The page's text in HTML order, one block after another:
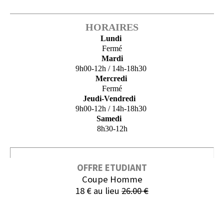
HORAIRES
Lundi
Fermé
Mardi
9h00-12h / 14h-18h30
Mercredi
Fermé
Jeudi-Vendredi
9h00-12h / 14h-18h30
Samedi
8h30-12h
OFFRE ETUDIANT
Coupe Homme
18 € au lieu 26.00 €